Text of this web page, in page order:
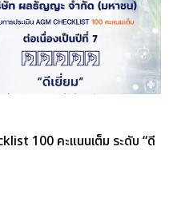
100 คะแนนเต็ม ระดับ “ดี